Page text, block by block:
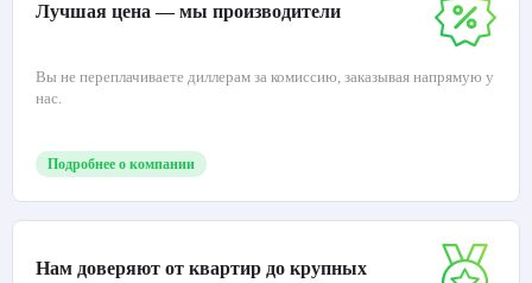
Лучшая цена — мы производители
Вы не переплачиваете диллерам за комиссию, заказывая напрямую у
нас.
Подробнее о компании
Нам доверяют от квартир до крупных